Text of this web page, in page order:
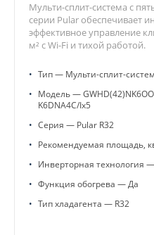
Мульти-сплит-система с
серии Pular обеспечивает
эффективное управление
м² с Wi-Fi и тихой работой.
• Тип — Мульти-сплит-
• Модель —
K6DNA4C/Ix5
• Серия — Pular R32
• Рекомендуемая площадь,
• Инверторная технология
• Функция обогрева — Да
• Тип хладагента — R32